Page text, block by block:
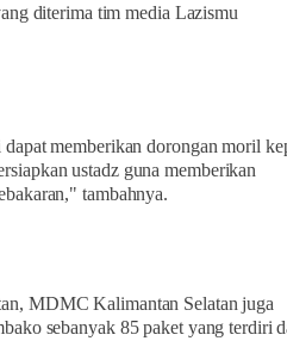
diterima tim media Lazismu
memberikan dorongan moril
ustadz guna memberikan
tambahnya.
MDMC Kalimantan Selatan juga
sebanyak 85 paket yang terdiri